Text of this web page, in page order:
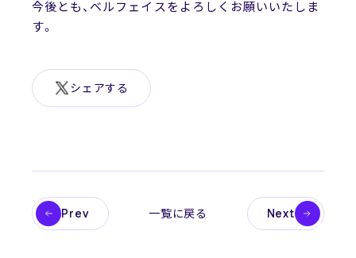
今後とも、ベルフェイスをよろしくお願いいたしま
す。
シェアする
Prev 一覧に戻る Next